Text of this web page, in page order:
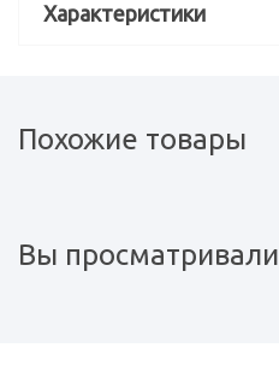
Характеристики
Похожие товары
Вы просматривали